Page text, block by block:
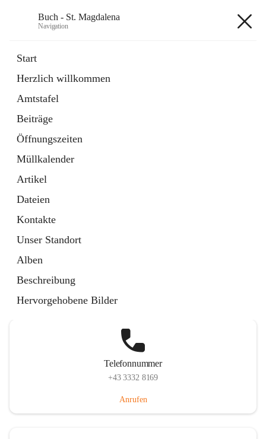
Buch - St. Magdalena
Navigation
Start
Herzlich willkommen
Amtstafel
Beiträge
Öffnungszeiten
Müllkalender
Artikel
Dateien
Kontakte
Unser Standort
Alben
Beschreibung
Hervorgehobene Bilder
11 Schnellzugriffe
Bürgerservice
10 Schnellzugriffe
Telefonnummer
+43 3332 8169
Anrufen